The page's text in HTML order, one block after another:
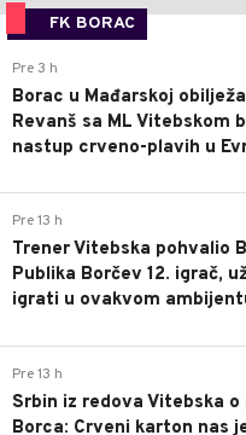
FK BORAC
Pre 3 h
Borac u Mađarskoj
Revanš sa ML Vitebskom
nastup crveno-plavih u
Pre 13 h
Trener Vitebska pohvalio
Publika Borčev 12. igrač,
igrati u ovakvom
Pre 13 h
Srbin iz redova Vitebska o
Borca: Crveni karton nas